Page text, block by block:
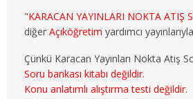
2. SINIF 4. YARIYIL MALİYE
3. SINIF 5. YARIYIL MALİYE
3. SINIF 6. YARIYIL MALİYE
"KARACAN YAYINLARI NOKTA ATIŞ
diğer Açıköğretim yardımcı
Çünkü Karacan Yayınları Nokta Atış
Soru bankası kitabı değildir.
Konu anlatımlı alıştırma testi değildir.